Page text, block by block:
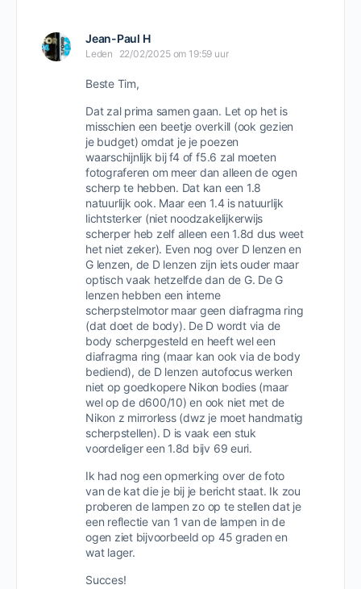
Jean-Paul H
Leden 22/02/2025 om 19:59 uur
Beste Tim,
Dat zal prima samen gaan. Let op het is
misschien een beetje overkill (ook gezien
je budget) omdat je je poezen
waarschijnlijk bij f4 of f5.6 zal moeten
fotograferen om meer dan alleen de ogen
scherp te hebben. Dat kan een 1.8
natuurlijk ook. Maar een 1.4 is natuurlijk
lichtsterker (niet noodzakelijkerwijs
scherper heb zelf alleen een 1.8d dus weet
het niet zeker). Even nog over D lenzen en
G lenzen, de D lenzen zijn iets ouder maar
optisch vaak hetzelfde dan de G. De G
lenzen hebben een interne
scherpstelmotor maar geen diafragma ring
(dat doet de body). De D wordt via de
body scherpgesteld en heeft wel een
diafragma ring (maar kan ook via de body
bediend), de D lenzen autofocus werken
niet op goedkopere Nikon bodies (maar
wel op de d600/10) en ook niet met de
Nikon z mirrorless (dwz je moet handmatig
scherpstellen). D is vaak een stuk
voordeliger een 1.8d bijv 69 euri.
Ik had nog een opmerking over de foto
van de kat die je bij je bericht staat. Ik zou
proberen de lampen zo op te stellen dat je
een reflectie van 1 van de lampen in de
ogen ziet bijvoorbeeld op 45 graden en
wat lager.
Succes!